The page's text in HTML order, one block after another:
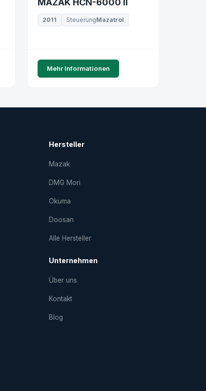
MAZAK HCN-6000 II
2011 SteuerungMazatrol
Mehr Informationen
Hersteller
Mazak
DMG Mori
Okuma
Doosan
Alle Hersteller
Unternehmen
Über uns
Kontakt
Blog